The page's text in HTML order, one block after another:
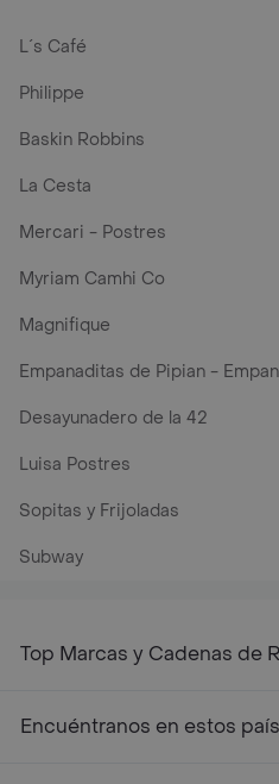
L´s Café
Philippe
Baskin Robbins
La Cesta
Mercari - Postres
Myriam Camhi Co
Magnifique
Empanaditas de Pipian -
Desayunadero de la 42
Luisa Postres
Sopitas y Frijoladas
Subway
Top Marcas y Cadenas de
Encuéntranos en estos